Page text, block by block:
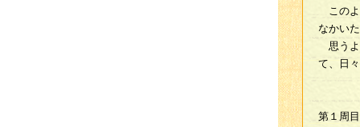
このよ
なかい
思うよ
て、日
第１周